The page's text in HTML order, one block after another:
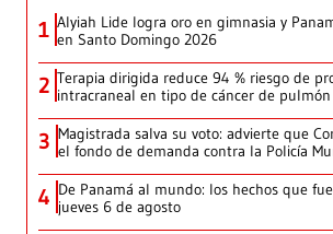
1 Alyiah Lide logra oro en gimnasia y
en Santo Domingo 2026
2 Terapia dirigida reduce 94 % riesgo de
intracraneal en tipo de cáncer de pulmón
3 Magistrada salva su voto: advierte que
el fondo de demanda contra la Policía
4 De Panamá al mundo: los hechos que
jueves 6 de agosto